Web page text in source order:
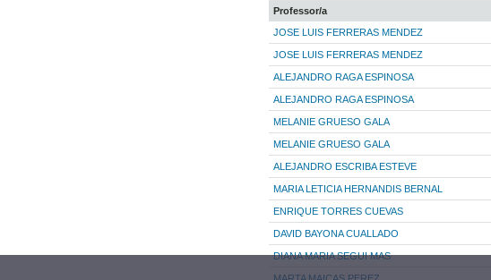
Professor/a
JOSE LUIS FERRERAS MENDEZ
JOSE LUIS FERRERAS MENDEZ
ALEJANDRO RAGA ESPINOSA
ALEJANDRO RAGA ESPINOSA
MELANIE GRUESO GALA
MELANIE GRUESO GALA
ALEJANDRO ESCRIBA ESTEVE
MARIA LETICIA HERNANDIS BERNAL
ENRIQUE TORRES CUEVAS
DAVID BAYONA CUALLADO
DIANA MARIA SEGUI MAS